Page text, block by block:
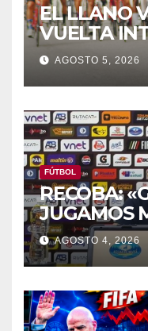
EL LLANO
VUELTA
ZAMORA
AGOSTO 5, 2026
FÚTBOL
RECOBA:
JUGAMOS
AGOSTO 4, 2026